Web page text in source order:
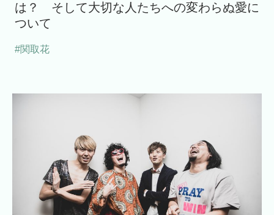
は？ そして大切な人たちへの変わらぬ愛に
ついて
#関取花